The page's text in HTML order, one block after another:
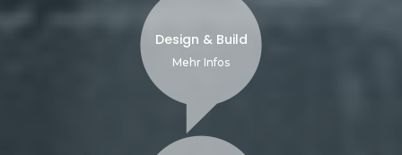
Design & Build
Mehr Infos